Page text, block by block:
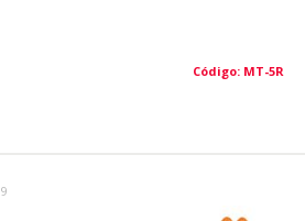
Código: MT-5R